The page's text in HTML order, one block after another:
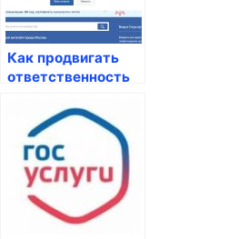
Как продвигать
ответственность